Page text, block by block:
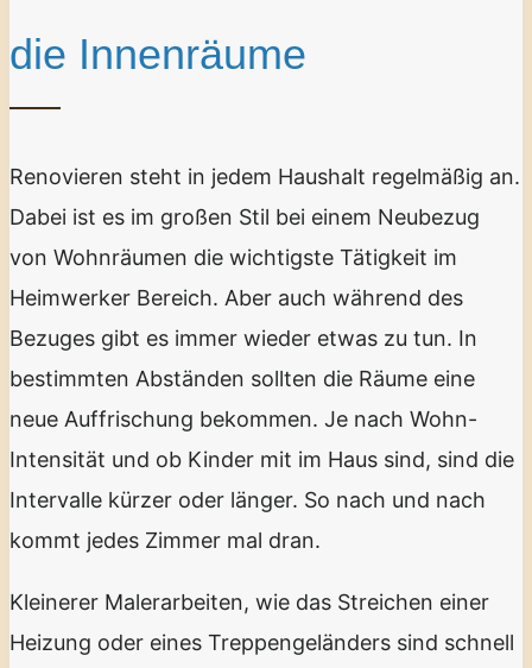
die Innenräume
Renovieren steht in jedem Haushalt regelmäßig an.
Dabei ist es im großen Stil bei einem Neubezug
von Wohnräumen die wichtigste Tätigkeit im
Heimwerker Bereich. Aber auch während des
Bezuges gibt es immer wieder etwas zu tun. In
bestimmten Abständen sollten die Räume eine
neue Auffrischung bekommen. Je nach Wohn-
Intensität und ob Kinder mit im Haus sind, sind die
Intervalle kürzer oder länger. So nach und nach
kommt jedes Zimmer mal dran.
Kleinerer Malerarbeiten, wie das Streichen einer
Heizung oder eines Treppengeländers sind schnell